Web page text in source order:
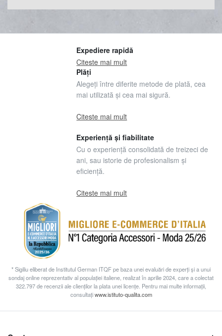
Expediere rapidă
Citeste mai mult
Plăți
Alegeți între diferite metode de plată, cea
mai utilizată și cea mai sigură.
Citeste mai mult
Experiență și fiabilitate
Cu o experiență consolidată de treizeci de
ani, sau istorie de profesionalism și
eficiență.
Citeste mai mult
* Sigiliu eliberat de Institutul German ITQF pe baza unei evaluări de experți și a unui
sondaj online reprezentativ al populației italiene, realizat în aprilie 2024, care a colectat
322.797 de recenzii ale clienților la plata unei licențe. Pentru mai multe informații,
consultațiwww.istituto-qualita.com